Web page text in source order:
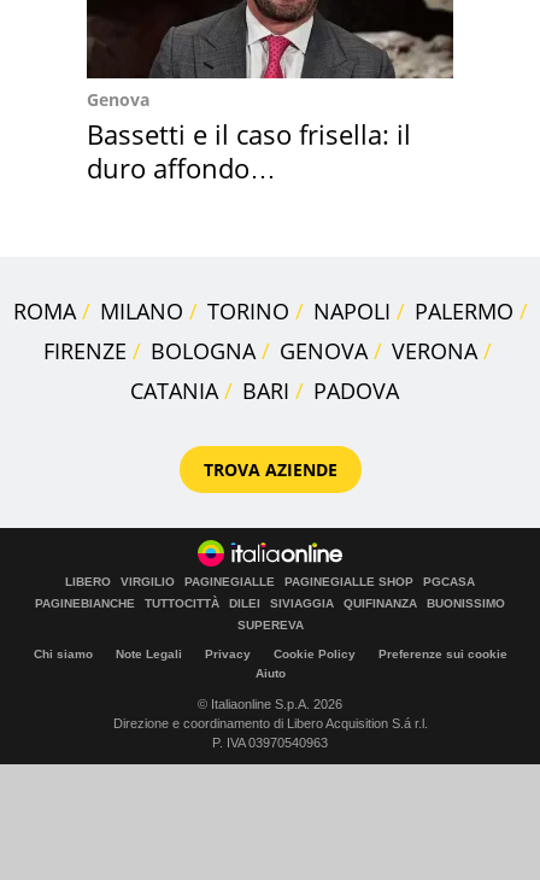
Genova
Bassetti e il caso frisella: il
duro affondo
ROMA MILANO TORINO NAPOLI
PALERMO
FIRENZE
BOLOGNA GENOVA
VERONA
CATANIA
BARI PADOVA
TROVA AZIENDE
LIBERO VIRGILIO PAGINEGIALLE PAGINEGIALLE SHOP
PGCASA
PAGINEBIANCHE
TUTTOCITTÀ DILEI SIVIAGGIA QUIFINANZA
BUONISSIMO
SUPEREVA
Chi siamo Note Legali Privacy Cookie Policy
Preferenze sui cookie
Aiuto
© Italiaonline S.p.A. 2026
Direzione e coordinamento di Libero Acquisition S.á r.l.
P. IVA 03970540963